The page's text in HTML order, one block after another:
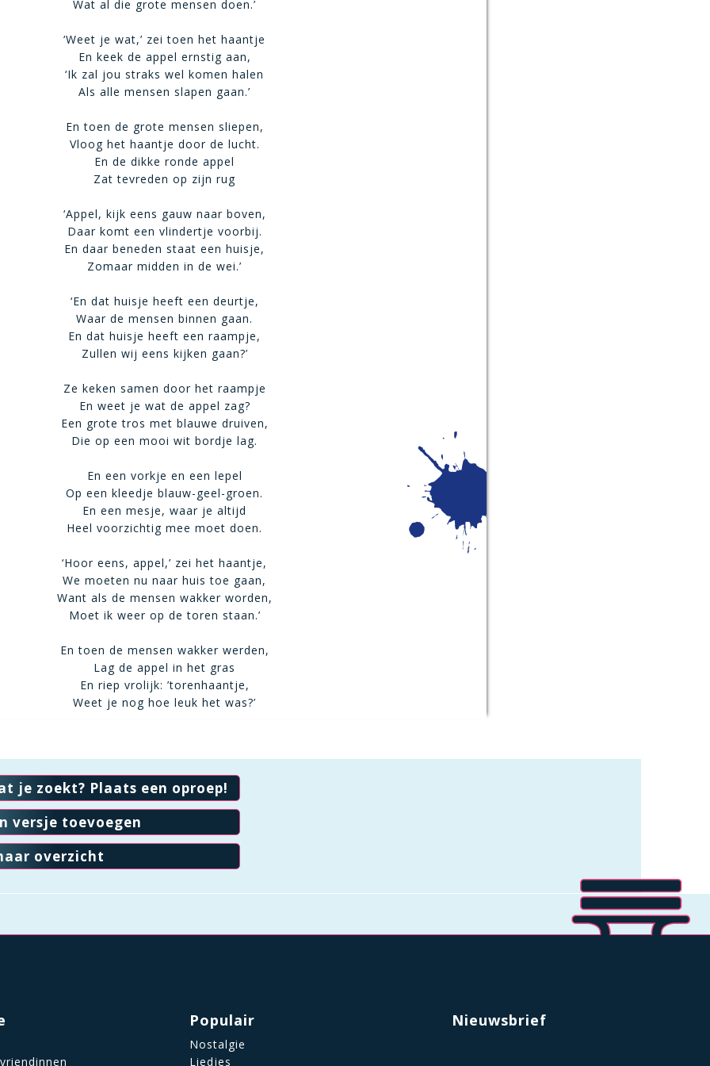
Wat al die grote mensen doen.’
‘Weet je wat,’ zei toen het haantje
En keek de appel ernstig aan,
‘Ik zal jou straks wel komen halen
Als alle mensen slapen gaan.’
En toen de grote mensen sliepen,
Vloog het haantje door de lucht.
En de dikke ronde appel
Zat tevreden op zijn rug
‘Appel, kijk eens gauw naar boven,
Daar komt een vlindertje voorbij.
En daar beneden staat een huisje,
Zomaar midden in de wei.’
‘En dat huisje heeft een deurtje,
Waar de mensen binnen gaan.
En dat huisje heeft een raampje,
Zullen wij eens kijken gaan?’
Ze keken samen door het raampje
En weet je wat de appel zag?
Een grote tros met blauwe druiven,
Die op een mooi wit bordje lag.
En een vorkje en een lepel
Op een kleedje blauw-geel-groen.
En een mesje, waar je altijd
Heel voorzichtig mee moet doen.
‘Hoor eens, appel,’ zei het haantje,
We moeten nu naar huis toe gaan,
Want als de mensen wakker worden,
Moet ik weer op de toren staan.’
En toen de mensen wakker werden,
Lag de appel in het gras
En riep vrolijk: ’torenhaantje,
Weet je nog hoe leuk het was?’
je zoekt? Plaats een oproep!
versje toevoegen
overzicht
Populair
Nostalgie
Liedjes
Nieuwsbrief